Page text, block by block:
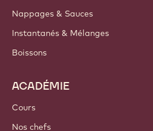
Nappages & Sauces
Instantanés & Mélanges
Boissons
ACADÉMIE
Cours
Nos chefs